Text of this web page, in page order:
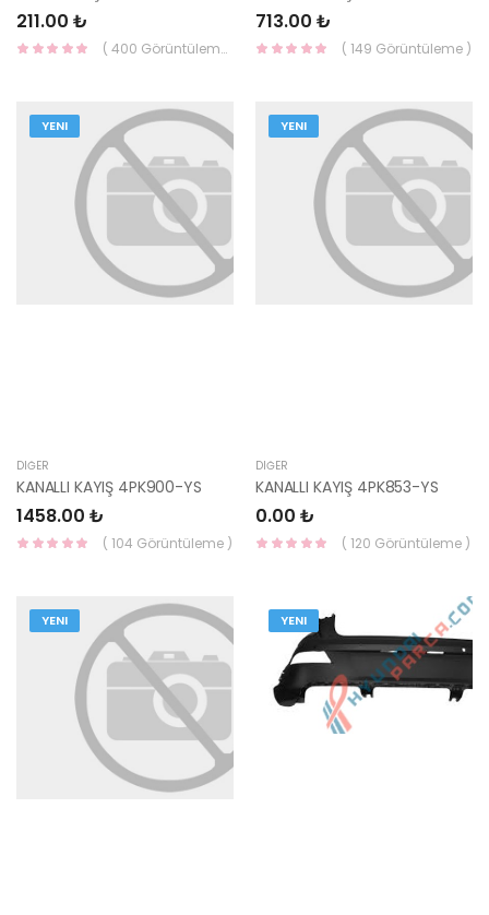
211.00 ₺
( 400 Görüntüleme )
713.00 ₺
( 149 Görüntüleme )
YENI
DIĞER
KANALLI KAYIŞ 4PK900-YS
1458.00 ₺
( 104 Görüntüleme )
YENI
DIĞER
KANALLI KAYIŞ 4PK853-YS
0.00 ₺
( 120 Görüntüleme )
YENI YENI